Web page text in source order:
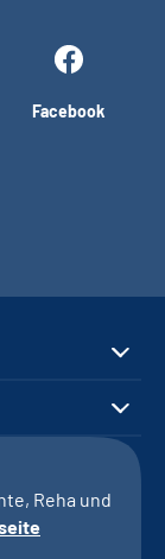
Facebook
Reha und